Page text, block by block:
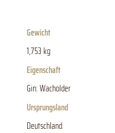
Gewicht
1,753 kg
Eigenschaft
Gin: Wacholder
Ursprungsland
Deutschland